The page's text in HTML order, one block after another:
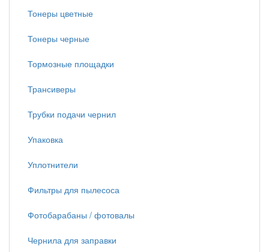
Тонеры цветные
Тонеры черные
Тормозные площадки
Трансиверы
Трубки подачи чернил
Упаковка
Уплотнители
Фильтры для пылесоса
Фотобарабаны / фотовалы
Чернила для заправки